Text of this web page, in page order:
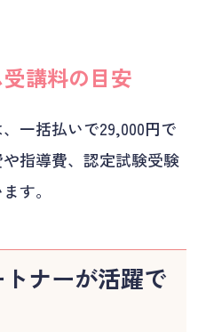
講料の目安
一括払いで29,000円で
指導費、認定試験受験
す。
ナーが活躍で